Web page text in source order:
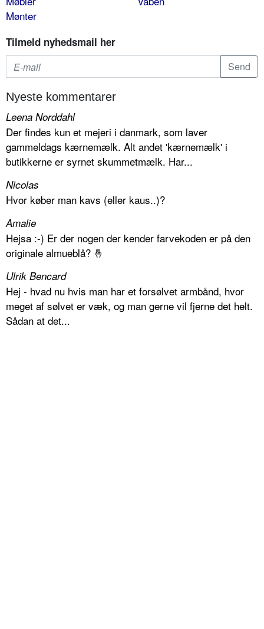
Mønter
Tilmeld nyhedsmail her
Nyeste kommentarer
Leena Norddahl
Der findes kun et mejeri i danmark, som laver
gammeldags kærnemælk. Alt andet 'kærnemælk' i
butikkerne er syrnet skummetmælk. Har...
Nicolas
Hvor køber man kavs (eller kaus..)?
Amalie
Hejsa :-) Er der nogen der kender farvekoden er på den
originale almueblå? 🤞
Ulrik Bencard
Hej - hvad nu hvis man har et forsølvet armbånd, hvor
meget af sølvet er væk, og man gerne vil fjerne det helt.
Sådan at det...